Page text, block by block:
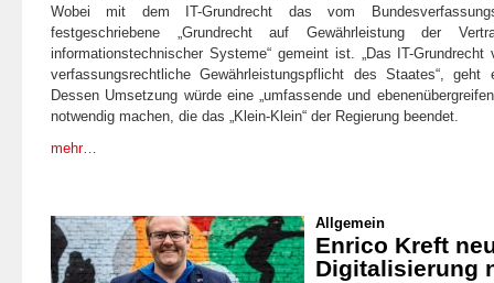
Wobei mit dem IT-Grundrecht das vom
festgeschriebene „Grundrecht auf Gewährleistung der
informationstechnischer Systeme“ gemeint ist. „Das IT-
verfassungsrechtliche Gewährleistungspflicht des Staates“,
Dessen Umsetzung würde eine „umfassende und
notwendig machen, die das „Klein-Klein“ der Regierung beendet.
mehr…
Allgemein
Enrico Kreft
Digitalisierung